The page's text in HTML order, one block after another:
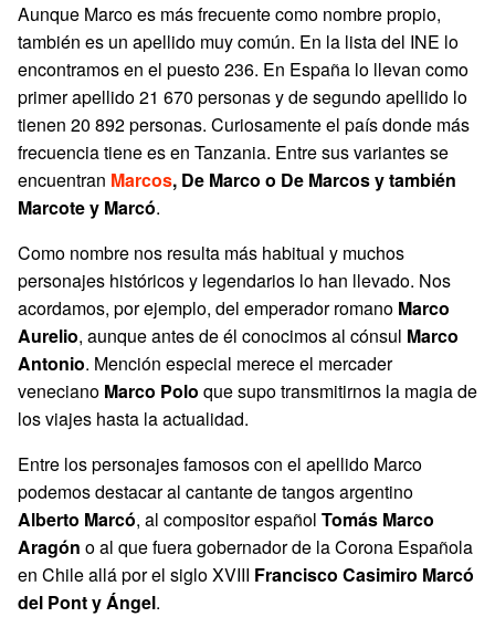
Aunque Marco es más frecuente como nombre propio,
también es un apellido muy común. En la lista del INE lo
encontramos en el puesto 236. En España lo llevan como
primer apellido 21 670 personas y de segundo apellido lo
tienen 20 892 personas. Curiosamente el país donde más
frecuencia tiene es en Tanzania. Entre sus variantes se
encuentran Marcos, De Marco o De Marcos y también
Marcote y Marcó.
Como nombre nos resulta más habitual y muchos
personajes históricos y legendarios lo han llevado. Nos
acordamos, por ejemplo, del emperador romano Marco
Aurelio, aunque antes de él conocimos al cónsul Marco
Antonio. Mención especial merece el mercader
veneciano Marco Polo que supo transmitirnos la magia de
los viajes hasta la actualidad.
Entre los personajes famosos con el apellido Marco
podemos destacar al cantante de tangos argentino
Alberto Marcó, al compositor español Tomás Marco
Aragón o al que fuera gobernador de la Corona Española
en Chile allá por el siglo XVIII Francisco Casimiro Marcó
del Pont y Ángel.